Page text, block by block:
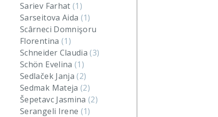
Sariev Farhat(1)
Sarseitova Aida (1)
Scârneci Domnişoru
Florentina (1)
Schneider Claudia(3)
Schön Evelina(1)
Sedlaček Janja(2)
Sedmak Mateja(2)
Šepetavc Jasmina(2)
Serangeli Irene (1)